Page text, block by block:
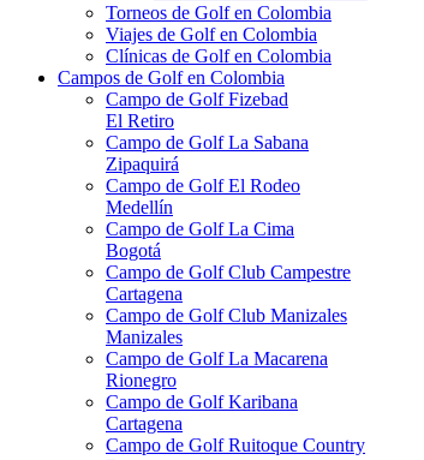
Torneos de Golf en Colombia
Viajes de Golf en Colombia
Clínicas de Golf en Colombia
Campos de Golf en Colombia
Campo de Golf Fizebad
El Retiro
Campo de Golf La Sabana
Zipaquirá
Campo de Golf El Rodeo
Medellín
Campo de Golf La Cima
Bogotá
Campo de Golf Club Campestre
Cartagena
Campo de Golf Club Manizales
Manizales
Campo de Golf La Macarena
Rionegro
Campo de Golf Karibana
Cartagena
Campo de Golf Ruitoque Country